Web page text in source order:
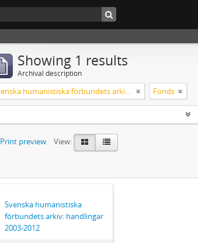
Showing 1 results
Archival description
Svenska humanistiska förbundets arkiv: handlingar 2003-2012 Fonds
Print preview
View:
Svenska humanistiska
förbundets arkiv: handlingar
2003-2012